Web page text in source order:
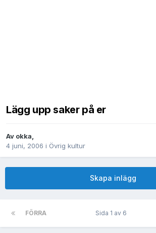
Lägg upp saker på er
Av okka,
4 juni, 2006 i Övrig kultur
Skapa inlägg
FÖRRA Sida 1 av 6